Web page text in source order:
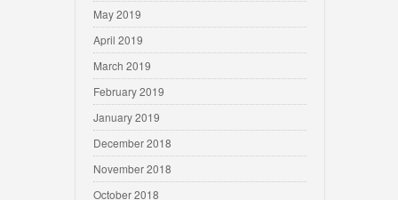
May 2019
April 2019
March 2019
February 2019
January 2019
December 2018
November 2018
October 2018